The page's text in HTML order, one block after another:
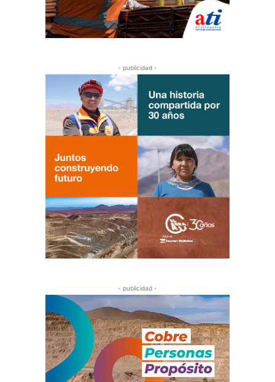
- publicidad -
- publicidad -